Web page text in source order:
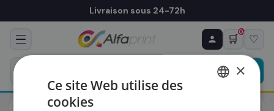
Livraison sous 24-72h
🛒
0
♡
Toners
Lexmark
♻ COMMANDE RÉCURRENTE
Prévoyez & économisez
Programmez votre prochain achat — notre équipe
vous prépare un devis personnalisé
×
Ce site Web utilise des
cookies